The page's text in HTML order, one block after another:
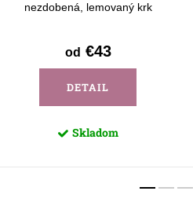
nezdobená, lemovaný krk
od €43
DETAIL
Skladom